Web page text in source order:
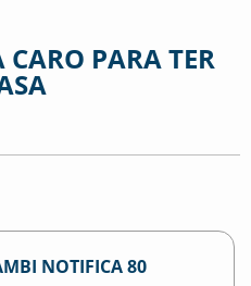
PARA TER
NOTIFICA 80